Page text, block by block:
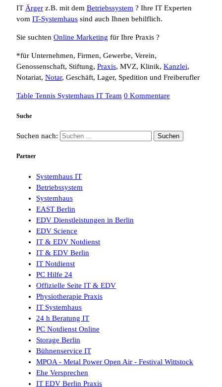
IT Ärger z.B. mit dem Betriebssystem ? Ihre IT Experten
vom IT-Systemhaus sind auch Ihnen behilflich.
Sie suchten Online Marketing für Ihre Praxis ?
*für Unternehmen, Firmen, Gewerbe, Verein,
Genossenschaft, Stiftung, Praxis, MVZ, Klinik, Kanzlei,
Notariat, Notar, Geschäft, Lager, Spedition und Freiberufler
Table Tennis Systemhaus IT Team 0 Kommentare
Suche
Suchen nach:
Partner
Systemhaus IT
Betriebssystem
Systemhaus
EAST Berlin
EDV Dienstleistungen in Berlin
EDV Science
IT & EDV Notdienst
IT & EDV Berlin
IT Notdienst
PC Hilfe 24
Offizielle Seite IT & EDV
Physiotherapie Praxis
IT Systemhaus
24 h Beratung IT
PC Notdienst Online
Storage Berlin
Bühnenservice IT
MPOA - Metal Power Open Air - Festival Wittstock
Ehe Versprechen
IT EDV Berlin Praxis